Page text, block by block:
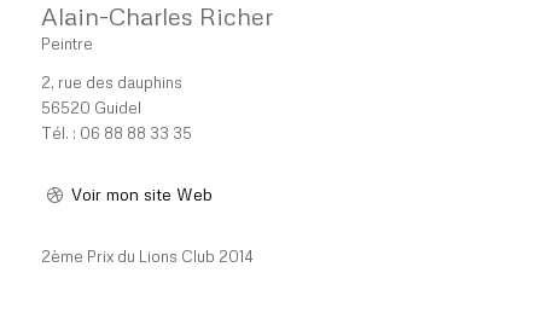
Alain-Charles Richer
Peintre
2, rue des dauphins
56520 Guidel
Tél. : 06 88 88 33 35
Voir mon site Web
2ème Prix du Lions Club 2014